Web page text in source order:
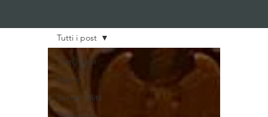
Tutti i post
Eventi
Sostenibilità
Tutti i post